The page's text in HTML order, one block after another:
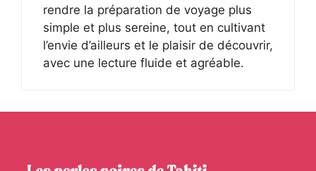
rendre la préparation de voyage plus
simple et plus sereine, tout en cultivant
l’envie d’ailleurs et le plaisir de découvrir,
avec une lecture fluide et agréable.